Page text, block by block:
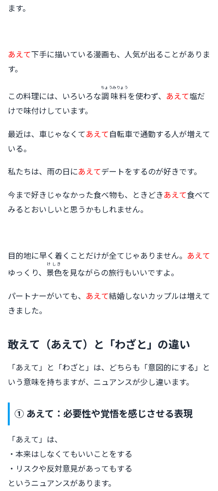
ます。
あえて下手に描いている漫画も、人気が出ることがありま
す。
この料理には、いろいろな調味料
ちょうみりょう
を使わず、 あえて塩だ
けで味付けしています。
最近は、車じゃなくてあえて自転車で通勤する人が増えて
いる。
私たちは、雨の日にあえてデートをするのが好きです。
今まで好きじゃなかった食べ物も、ときどきあえて食べて
みるとおいしいと思うかもしれません。
目的地に早く着くことだけが全てじゃありません。 あえて
ゆっくり、 景色
けしき
を見ながらの旅行もいいですよ。
パートナーがいても、 あえて結婚しないカップルは増えて
きました。
敢えて（あえて）と「わざと」の違い
「あえて」と「わざと」は、どちらも「意図的にする」と
いう意味を持ちますが、ニュアンスが少し違います。
① あえて：必要性や覚悟を感じさせる表現
「あえて」は、
・本来はしなくてもいいことをする
・リスクや反対意見があってもする
というニュアンスがあります。